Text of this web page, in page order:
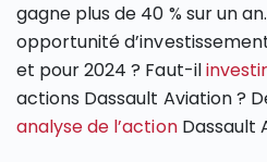
gagne plus de 40 % sur un
opportunité
et pour 2024 ? Faut-il
actions Dassault Aviation ?
analyse de l’actionDassault